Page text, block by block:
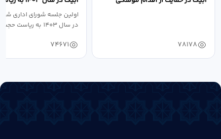
78178
اله مددخانی...
اولین جلسه شورای اداری
در سال ۱۴۰۳ به ریاست حجت اله...
74671